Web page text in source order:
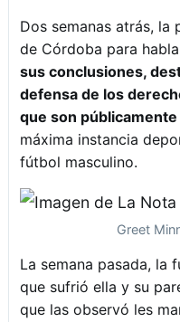
Dos semanas atrás, la
de Córdoba para
sus conclusiones,
defensa de los
que son
máxima instancia
fútbol masculino.
Greet
La semana pasada, la
que sufrió ella y su
que las observó les